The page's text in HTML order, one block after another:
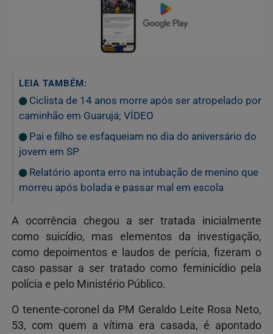
LEIA TAMBÉM:
Ciclista de 14 anos morre após ser atropelado por
caminhão em Guarujá; VÍDEO
Pai e filho se esfaqueiam no dia do aniversário do
jovem em SP
Relatório aponta erro na intubação de menino que
morreu após bolada e passar mal em escola
A ocorrência chegou a ser tratada inicialmente
como suicídio, mas elementos da investigação,
como depoimentos e laudos de perícia, fizeram o
caso passar a ser tratado como feminicídio pela
polícia e pelo Ministério Público.
O tenente-coronel da PM Geraldo Leite Rosa Neto,
53, com quem a vítima era casada, é apontado